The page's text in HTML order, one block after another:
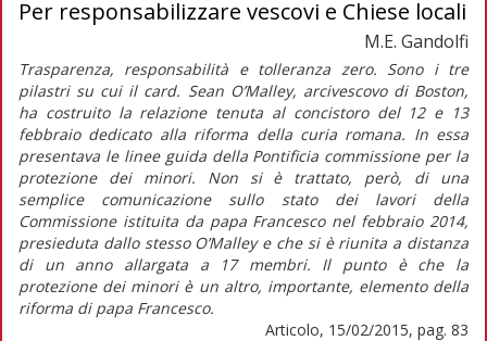
Per responsabilizzare vescovi e Chiese locali
M.E. Gandolfi
Trasparenza, responsabilità e tolleranza zero. Sono i tre
pilastri su cui il card. Sean O’Malley, arcivescovo di Boston,
ha costruito la relazione tenuta al concistoro del 12 e 13
febbraio dedicato alla riforma della curia romana. In essa
presentava le linee guida della Pontificia commissione per la
protezione dei minori. Non si è trattato, però, di una
semplice comunicazione sullo stato dei lavori della
Commissione istituita da papa Francesco nel febbraio 2014,
presieduta dallo stesso O’Malley e che si è riunita a distanza
di un anno allargata a 17 membri. Il punto è che la
protezione dei minori è un altro, importante, elemento della
riforma di papa Francesco.
Articolo, 15/02/2015, pag. 83